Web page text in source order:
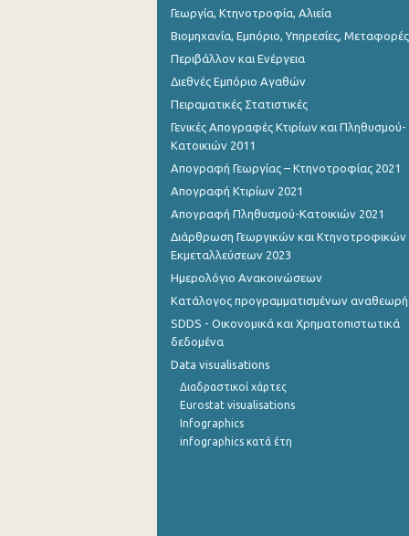
Ιανουαρίου 2023
Δεκεμβρίου 2022
Νοεμβρίου 2022
Σεπτεμβρίου 2022
Αυγούστου 2022
Ιουλίου 2022
Μαΐου 2022
Μαρτίου 2022
Φεβρουαρίου 2022
Γεωργία, Κτηνοτροφία, Αλιεία
Βιομηχανία, Εμπόριο, Υπηρεσίες, Μεταφορές
Περιβάλλον και Ενέργεια
Διεθνές Εμπόριο Αγαθών
Πειραματικές Στατιστικές
Γενικές Απογραφές Κτιρίων και Πληθυσμού-
Κατοικιών 2011
Απογραφή Γεωργίας – Κτηνοτροφίας 2021
Απογραφή Κτιρίων 2021
Απογραφή Πληθυσμού-Κατοικιών 2021
Διάρθρωση Γεωργικών και Κτηνοτροφικών
Εκμεταλλεύσεων 2023
Ημερολόγιο Ανακοινώσεων
Κατάλογος προγραμματισμένων
SDDS - Οικονομικά και Χρηματοπιστωτικά
δεδομένα
Data visualisations
Διαδραστικοί χάρτες
Eurostat visualisations
Infographics
infographics κατά έτη